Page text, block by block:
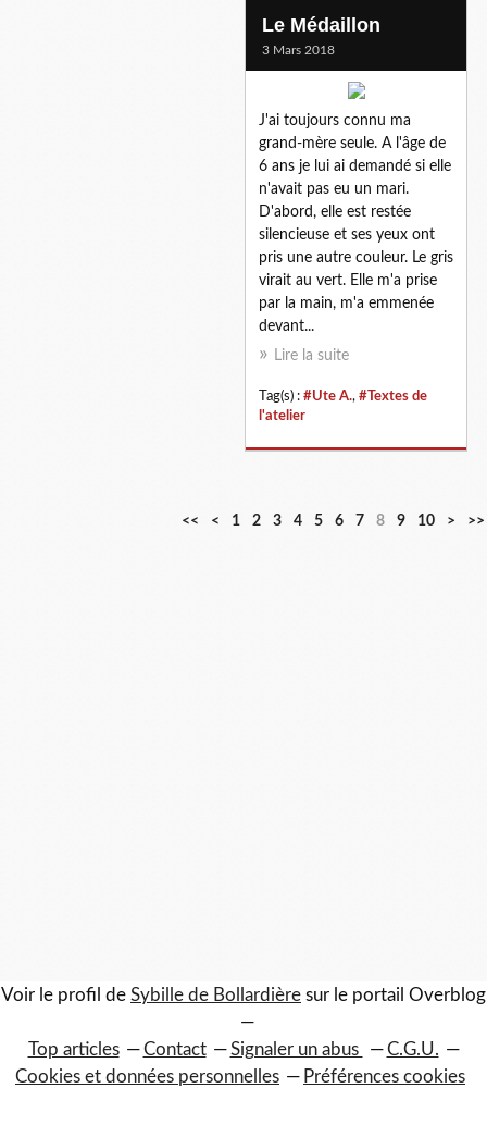
Le Médaillon
3 Mars 2018
J'ai toujours connu ma
grand-mère seule. A l'âge de
6 ans je lui ai demandé si elle
n'avait pas eu un mari.
D'abord, elle est restée
silencieuse et ses yeux ont
pris une autre couleur. Le gris
virait au vert. Elle m'a prise
par la main, m'a emmenée
devant...
Lire la suite
Tag(s) : #Ute A., #Textes de
l'atelier
<< < 1 2 3 4 5 6 7 8 9 10 > >>
Voir le profil de Sybille de Bollardière sur le portail Overblog
Top articles Contact Signaler un abus
C.G.U.
Cookies et données personnelles
Préférences cookies